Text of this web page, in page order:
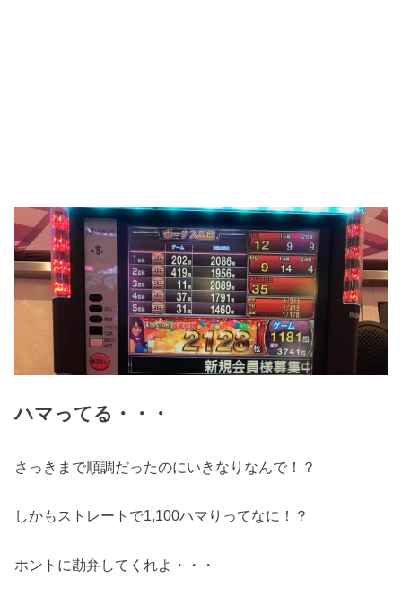
ハマってる・・・
さっきまで順調だったのにいきなりなんで！？
しかもストレートで1,100ハマりってなに！？
ホントに勘弁してくれよ・・・